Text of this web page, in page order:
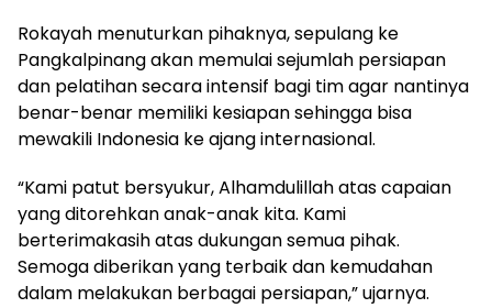
Rokayah menuturkan pihaknya, sepulang ke
Pangkalpinang akan memulai sejumlah persiapan
dan pelatihan secara intensif bagi tim agar nantinya
benar-benar memiliki kesiapan sehingga bisa
mewakili Indonesia ke ajang internasional.
“Kami patut bersyukur, Alhamdulillah atas capaian
yang ditorehkan anak-anak kita. Kami
berterimakasih atas dukungan semua pihak.
Semoga diberikan yang terbaik dan kemudahan
dalam melakukan berbagai persiapan,” ujarnya.